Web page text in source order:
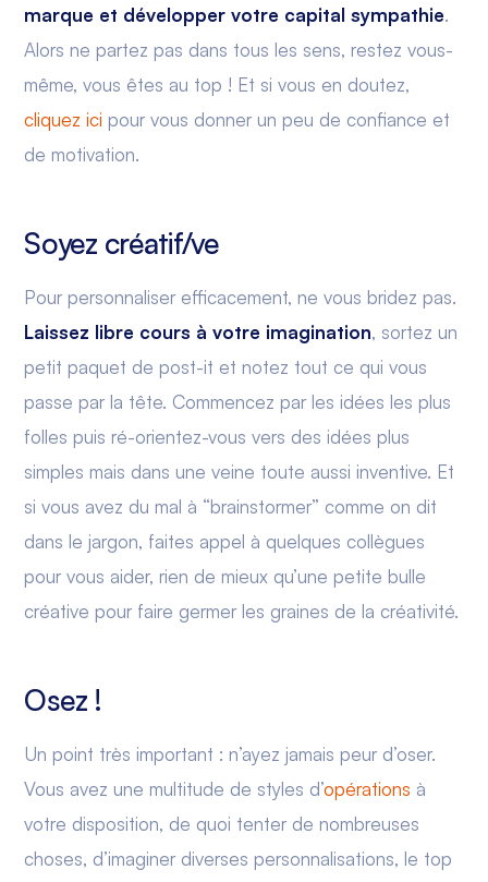
marque et développer votre capital sympathie.
Alors ne partez pas dans tous les sens, restez vous-
même, vous êtes au top ! Et si vous en doutez,
cliquez icipour vous donner un peu de confiance et
de motivation.
Soyez créatif/ve
Pour personnaliser efficacement, ne vous bridez pas.
Laissez libre cours à votre imagination, sortez un
petit paquet de post-it et notez tout ce qui vous
passe par la tête. Commencez par les idées les plus
folles puis ré-orientez-vous vers des idées plus
simples mais dans une veine toute aussi inventive. Et
si vous avez du mal à “brainstormer” comme on dit
dans le jargon, faites appel à quelques collègues
pour vous aider, rien de mieux qu’une petite bulle
créative pour faire germer les graines de la créativité.
Osez !
Un point très important : n’ayez jamais peur d’oser.
Vous avez une multitude de styles d’opérations à
votre disposition, de quoi tenter de nombreuses
choses, d’imaginer diverses personnalisations, le top